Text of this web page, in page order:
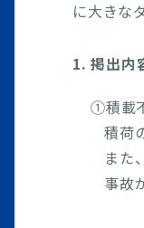
に大きな
1. 掲出内
①積載
積荷
また
事故